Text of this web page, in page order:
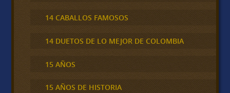
14 CABALLOS FAMOSOS
14 DUETOS DE LO MEJOR DE COLOMBIA
15 AÑOS
15 AÑOS DE HISTORIA